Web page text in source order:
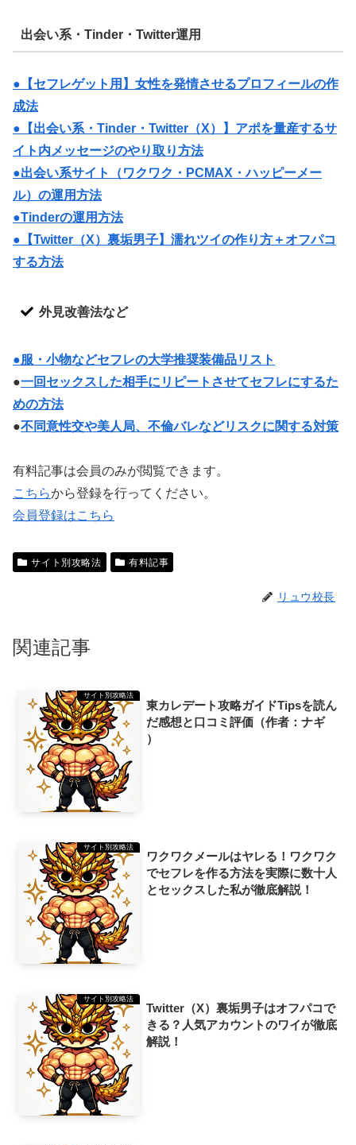
出会い系・Tinder・Twitter運用
●【セフレゲット用】女性を発情させるプロフィールの作
成法
●【出会い系・Tinder・Twitter（X）】アポを量産するサ
イト内メッセージのやり取り方法
●出会い系サイト（ワクワク・PCMAX・ハッピーメー
ル）の運用方法
●Tinderの運用方法
●【Twitter（X）裏垢男子】濡れツイの作り方＋オフパコ
する方法
外見改善法など
●服・小物などセフレの大学推奨装備品リスト
●一回セックスした相手にリピートさせてセフレにするた
めの方法
●不同意性交や美人局、不倫バレなどリスクに関する対策
有料記事は会員のみが閲覧できます。
こちらから登録を行ってください。
会員登録はこちら
サイト別攻略法 有料記事
リュウ校長
関連記事
サイト別攻略法
東カレデート攻略ガイドTipsを読ん
だ感想と口コミ評価（作者：ナギ
）
サイト別攻略法
ワクワクメールはヤレる！ワクワク
でセフレを作る方法を実際に数十人
とセックスした私が徹底解説！
サイト別攻略法
Twitter（X）裏垢男子はオフパコで
きる？人気アカウントのワイが徹底
解説！